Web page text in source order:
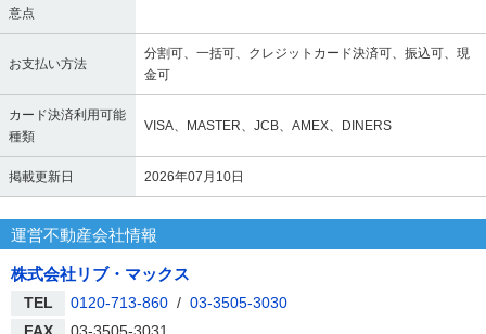
意点
お支払い方法
分割可、一括可、クレジットカード決済可、振込可、現
金可
カード決済利用可能
種類
VISA、MASTER、JCB、AMEX、DINERS
掲載更新日 2026年07月10日
運営不動産会社情報
株式会社リブ・マックス
TEL 0120-713-860 / 03-3505-3030
FAX
03-3505-3031